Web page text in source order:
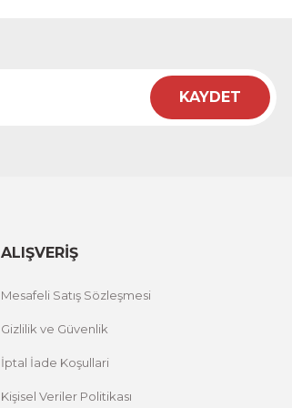
KAYDET
ALIŞVERİŞ
Mesafeli Satış Sözleşmesi
Gizlilik ve Güvenlik
İptal İade Koşullari
Kişisel Veriler Politikası